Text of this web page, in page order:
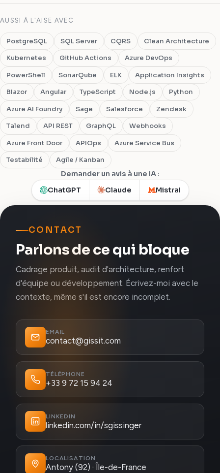
AUSSI À L'AISE AVEC
PostgreSQL SQL Server CQRS Clean Architecture
Kubernetes GitHub Actions Azure DevOps
PowerShell SonarQube ELK Application Insights
Blazor Angular TypeScript Node.js Python
Azure AI Foundry Sage Salesforce Zendesk
Talend API REST GraphQL Webhooks
Azure Front Door APIOps Azure Service Bus
Testabilité Agile / Kanban
Demander un avis à une IA :
ChatGPT
Claude Mistral
CONTACT
Parlons de ce qui bloque
Cadrage produit, audit d'architecture, renfort
d'équipe ou développement. Écrivez-moi avec le
contexte, même s'il est encore incomplet.
EMAIL
contact@gissit.com
TÉLÉPHONE
+33 9 72 15 94 24
LINKEDIN
linkedin.com/in/sgissinger
LOCALISATION
Antony (92) · Île-de-France